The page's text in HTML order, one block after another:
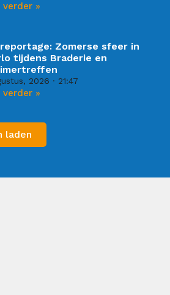
verder »
Zomerse sfeer in
tijdens Braderie en
2026 21:47
verder »
laden